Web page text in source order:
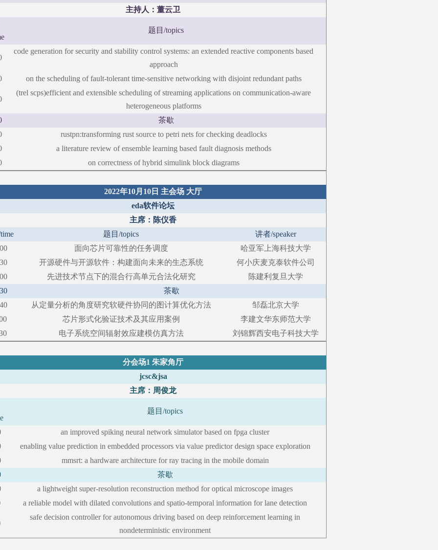
主持人：董云卫
题目 /topics
code generation for security and stability control systems: an extended reactive components based
approach
on the scheduling of fault-tolerant time-sensitive networking with disjoint redundant paths
(trel scps)efficient and extensible scheduling of streaming applications on communication-aware
heterogeneous platforms
茶歇
rustpn:transforming rust source to petri nets for checking deadlocks
a literature review of ensemble learning based fault diagnosis methods
on correctness of hybrid simulink block diagrams
2022年10月10日 主会场 大厅
eda软件论坛
主席：陈仪香
题目 /topics 讲者/speaker
面向芯片可靠性的任务调度 哈亚军 上海科技大学
开源硬件与开源软件：构建面向未来的生态系统 何小庆麦克泰软件公司
先进技术节点下的混合行高单元合法化研究 陈建利 复旦大学
茶歇
从定量分析的角度研究软硬件协同的图计算优化方法 邹磊北京大学
芯片形式化验证技术及其应用案例 李建文华东师范大学
电子系统空间辐射效应建模仿真方法 刘锦辉西安电子科技大学
分会场1 朱家角厅
jcsc&jsa
主席：周俊龙
题目 /topics
an improved spiking neural network simulator based on fpga cluster
enabling value prediction in embedded processors via value predictor design space exploration
mmsrt: a hardware architecture for ray tracing in the mobile domain
茶歇
a lightweight super-resolution reconstruction method for optical microscope images
a reliable model with dilated convolutions and spatio-temporal information for lane detection
safe decision controller for autonomous driving based on deep reinforcement learning in
nondeterministic environment